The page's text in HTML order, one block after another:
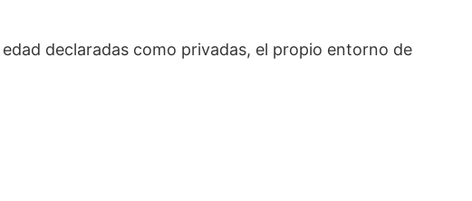
declaradas como privadas, el propio entorno de